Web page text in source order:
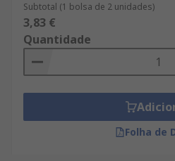
Subtotal (1 bolsa de 2 unidades)
3,83 €
Quantidade
Folha de